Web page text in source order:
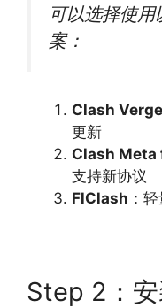
可以选择使
案：
Clash Verge
更新
Clash
支持新协议
FlClash ：
Step 2：